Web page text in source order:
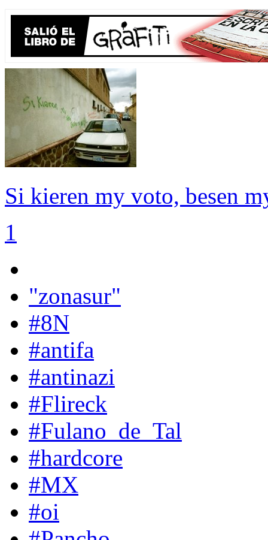
Si kieren my voto, besen
1
"zonasur"
#8N
#antifa
#antinazi
#Flireck
#Fulano_de_Tal
#hardcore
#MX
#oi